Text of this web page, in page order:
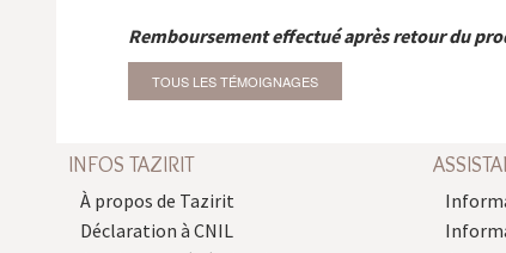
Remboursement effectué après retour du
TOUS LES TÉMOIGNAGES
INFOS TAZIRIT
À propos de Tazirit
Déclaration à CNIL